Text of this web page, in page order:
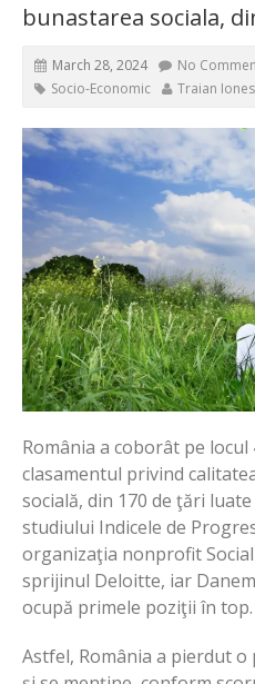
bunastarea sociala,
March 28, 2024 No
Socio-Economic
Traian
România a coborât pe
clasamentul privind
socială, din 170 de ţări
studiului Indicele de
organizaţia nonprofit
sprijinul Deloitte, iar
ocupă primele poziţii în top.
Astfel, România a pierdut